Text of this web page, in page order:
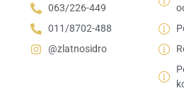
063/226-449
011/8702-488
@zlatnosidro